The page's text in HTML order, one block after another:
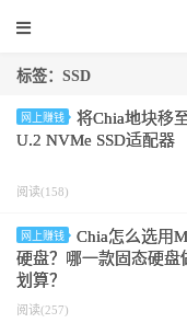
标签：SSD
网上赚钱
将Chia地块移
U.2 NVMe SSD适配器
阅读(158)
网上赚钱
Chia怎么选用
硬盘？哪一款固态硬盘
划算？
阅读(257)